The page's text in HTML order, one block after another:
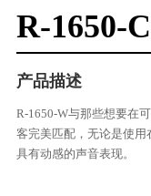
R-1650-C
产品描述
R-1650-W与那些想要在
客完美匹配，无论是使用
具有动感的声音表现。